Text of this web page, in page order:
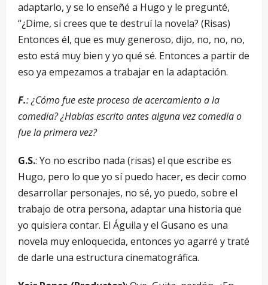
adaptarlo, y se lo enseñé a Hugo y le pregunté,
“¿Dime, si crees que te destruí la novela? (Risas)
Entonces él, que es muy generoso, dijo, no, no, no,
esto está muy bien y yo qué sé. Entonces a partir de
eso ya empezamos a trabajar en la adaptación.
F.: ¿Cómo fue este proceso de acercamiento a la
comedia? ¿Habías escrito antes alguna vez comedia o
fue la primera vez?
G.S.: Yo no escribo nada (risas) el que escribe es
Hugo, pero lo que yo sí puedo hacer, es decir como
desarrollar personajes, no sé, yo puedo, sobre el
trabajo de otra persona, adaptar una historia que
yo quisiera contar. El Águila y el Gusano es una
novela muy enloquecida, entonces yo agarré y traté
de darle una estructura cinematográfica.